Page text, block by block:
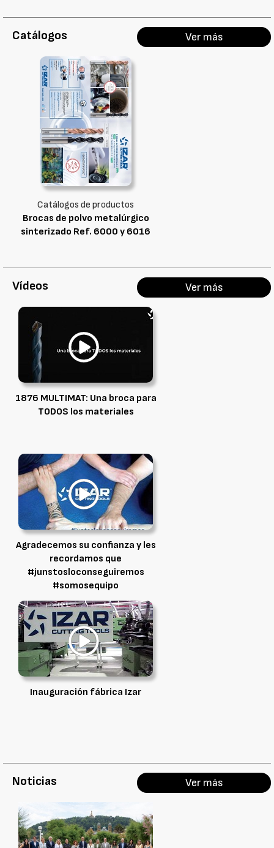
Catálogos Ver más
Catálogos de productos
Brocas de polvo metalúrgico
sinterizado Ref. 6000 y 6016
Vídeos Ver más
1876 MULTIMAT: Una broca para
TODOS los materiales
Agradecemos su confianza y les
recordamos que
#junstosloconseguiremos
#somosequipo
Inauguración fábrica Izar
Noticias Ver más